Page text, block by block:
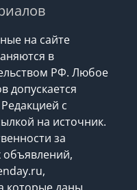
на сайте
в
РФ. Любое
допускается
с
на источник.
за
объявлений,